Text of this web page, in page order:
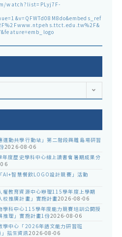
watch?list=PLyj7F-
運動共學行動站」第二階段與離島場研習
2026-08-06
度歷史學科中心線上讀書會暑期成果分
AI+智慧餐飲LOGO設計競賽」活動
權教育資源中心辦理115學年度上學期
校推廣計畫」實施計畫2026-08-06
學科中心115學年度能力競賽培訓公開授
推理」實施計畫1份2026-08-06
學中心「2026年語文能力研習班
招生資訊2026-08-06